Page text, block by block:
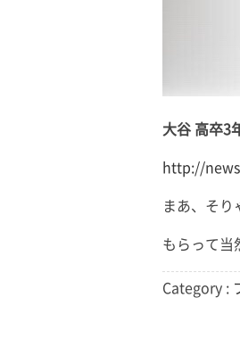
大谷 高卒3
http://
まあ、そり
もらって当
Category :